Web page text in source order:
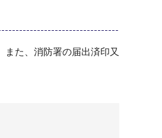
た、消防署の届出済印又